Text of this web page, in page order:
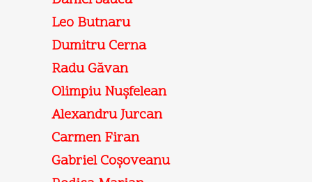
Leo Butnaru
Dumitru Cerna
Radu Găvan
Olimpiu Nuşfelean
Alexandru Jurcan
Carmen Firan
Gabriel Coşoveanu